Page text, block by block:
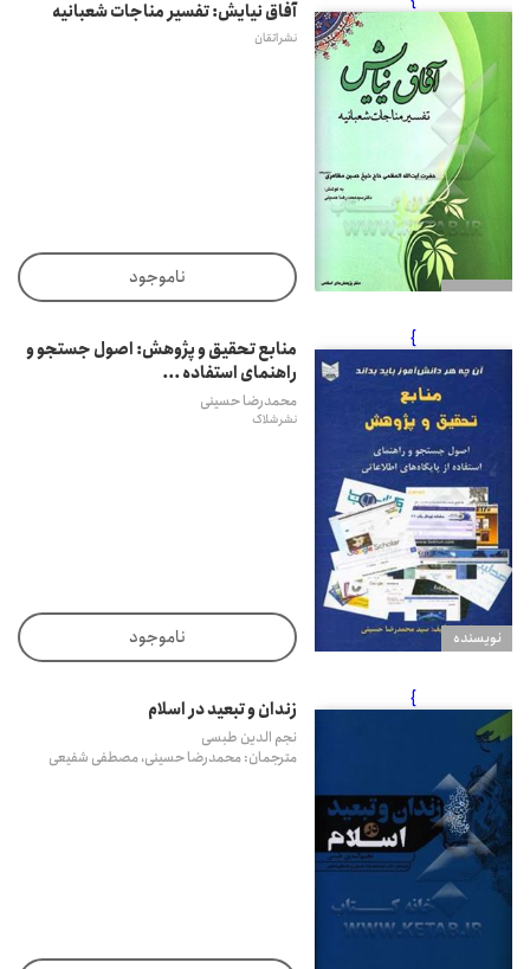
آفاق نیایش: تفسیر مناجات شعبانیه
نشر اتقان
ناموجود
نويسنده
}
منابع تحقیق و پژوهش: اصول جستجو و
راهنمای استفاده ...
محمدرضا حسینی
نشر شلاک
ناموجود
} زندان و تبعید در اسلام
نجم الدین طبسی
مترجمان: محمدرضا حسینی، مصطفی شفیعی